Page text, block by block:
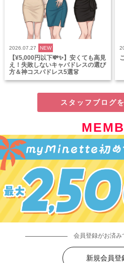
2026.07.27 NEW
【¥5,000円以下💸✨】安くても高見
え！失敗しないキャバドレスの選び
方＆神コスパドレス5選👗
スタッフブログ
会員登録がお済み
新規会員登